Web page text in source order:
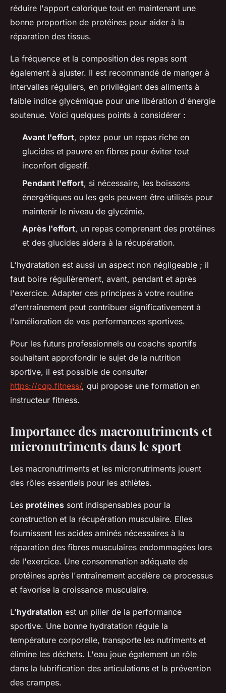
réduire l'apport calorique tout en maintenant une
bonne proportion de protéines pour aider à la
réparation des tissus.
La fréquence et la composition des repas sont
également à ajuster. Il est recommandé de manger à
intervalles réguliers, en privilégiant des aliments à
faible indice glycémique pour une libération d'énergie
soutenue. Voici quelques points à considérer :
Avant l'effort, optez pour un repas riche en
glucides et pauvre en fibres pour éviter tout
inconfort digestif.
Pendant l'effort, si nécessaire, les boissons
énergétiques ou les gels peuvent être utilisés pour
maintenir le niveau de glycémie.
Après l'effort, un repas comprenant des protéines
et des glucides aidera à la récupération.
L'hydratation est aussi un aspect non négligeable ; il
faut boire régulièrement, avant, pendant et après
l'exercice. Adapter ces principes à votre routine
d'entraînement peut contribuer significativement à
l'amélioration de vos performances sportives.
Pour les futurs professionnels ou coachs sportifs
souhaitant approfondir le sujet de la nutrition
sportive, il est possible de consulter
https://cqp.fitness/, qui propose une formation en
instructeur fitness.
Importance des macronutriments et
micronutriments dans le sport
Les macronutriments et les micronutriments jouent
des rôles essentiels pour les athlètes.
Les protéines sont indispensables pour la
construction et la récupération musculaire. Elles
fournissent les acides aminés nécessaires à la
réparation des fibres musculaires endommagées lors
de l'exercice. Une consommation adéquate de
protéines après l'entraînement accélère ce processus
et favorise la croissance musculaire.
L'hydratation est un pilier de la performance
sportive. Une bonne hydratation régule la
température corporelle, transporte les nutriments et
élimine les déchets. L'eau joue également un rôle
dans la lubrification des articulations et la prévention
des crampes.